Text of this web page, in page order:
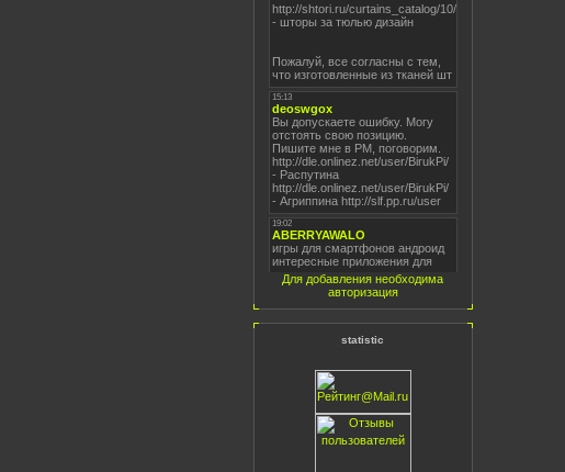
Для добавления необходима
авторизация
statistic